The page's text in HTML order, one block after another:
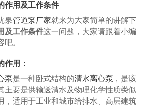
用及工作条件
泉管道泵厂家就来为大家简单的讲解下
及工作条件这一问题，大家请跟着小编
吧。
用：
泵是一种卧式结构的清水离心泵 ，是该
主要是供输送清水及物理化学性质类似
，适用于工业和城市给排水、高层建筑